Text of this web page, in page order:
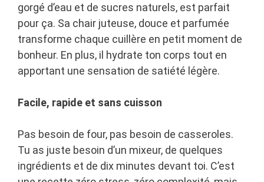
gorgé d’eau et de sucres naturels, est parfait
pour ça. Sa chair juteuse, douce et parfumée
transforme chaque cuillère en petit moment de
bonheur. En plus, il hydrate ton corps tout en
apportant une sensation de satiété légère.
Facile, rapide et sans cuisson
Pas besoin de four, pas besoin de casseroles.
Tu as juste besoin d’un mixeur, de quelques
ingrédients et de dix minutes devant toi. C’est